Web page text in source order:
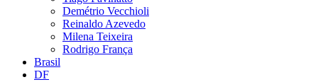
Demétrio Vecchioli
Reinaldo Azevedo
Milena Teixeira
Rodrigo França
Brasil
DF